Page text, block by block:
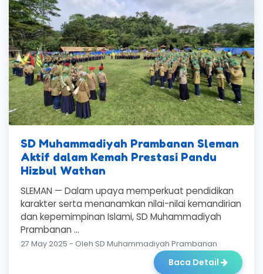
SD Muhammadiyah Prambanan Sleman
Aktif dalam Kemah Prestasi Pandu
Hizbul Wathan
SLEMAN — Dalam upaya memperkuat pendidikan
karakter serta menanamkan nilai-nilai kemandirian
dan kepemimpinan Islami, SD Muhammadiyah
Prambanan ...
27 May 2025 - Oleh SD Muhammadiyah Prambanan
Baca Detail